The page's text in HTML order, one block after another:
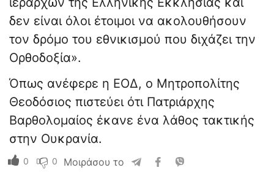
δεν είναι όλοι έτοιμοι να ακολουθήσουν
τον δρόμο του εθνικισμού που διχάζει την
Ορθοδοξία».
Όπως ανέφερε η ΕΟΔ, ο Μητροπολίτης
Θεοδόσιος πιστεύει ότι Πατριάρχης
Βαρθολομαίος έκανε ένα λάθος τακτικής
στην Ουκρανία.
0 0 Μοιράσου το